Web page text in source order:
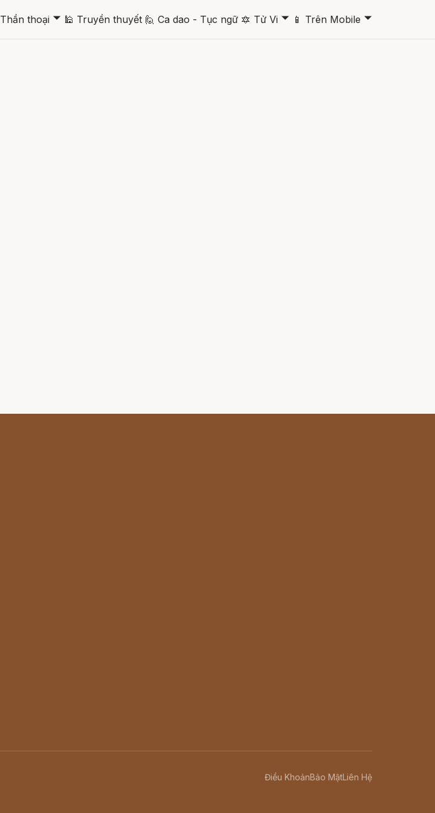
Thần thoại 🞃 🕌 Truyền thuyết 🙋 Ca dao - Tục ngữ 🔯 Tử Vi 🞃 📱 Trên Mobile 🞃
Điều KhoảnBảo MậtLiên Hệ